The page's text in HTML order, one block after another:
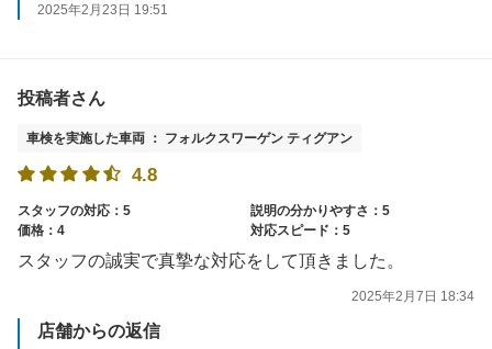
2025年2月23日 19:51
投稿者さん
車検を実施した車両 ： フォルクスワーゲン ティグアン
4.8
スタッフの対応：5
説明の分かりやすさ：5
価格：4
対応スピード：5
スタッフの誠実で真摯な対応をして頂きました。
2025年2月7日 18:34
店舗からの返信